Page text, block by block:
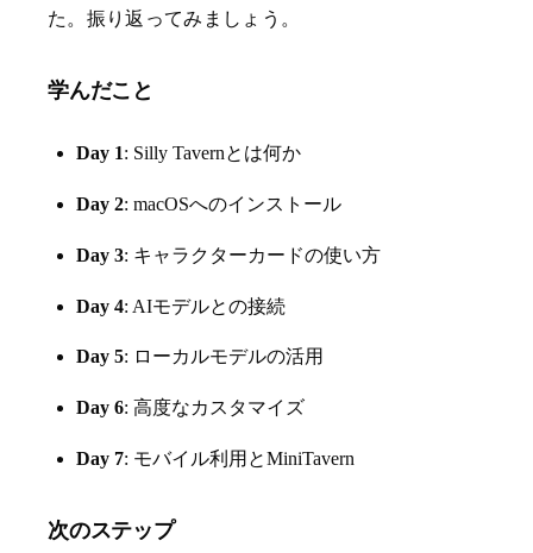
た。振り返ってみましょう。
学んだこと
Day 1: Silly Tavernとは何か
Day 2: macOSへのインストール
Day 3: キャラクターカードの使い方
Day 4: AIモデルとの接続
Day 5: ローカルモデルの活用
Day 6: 高度なカスタマイズ
Day 7: モバイル利用とMiniTavern
次のステップ